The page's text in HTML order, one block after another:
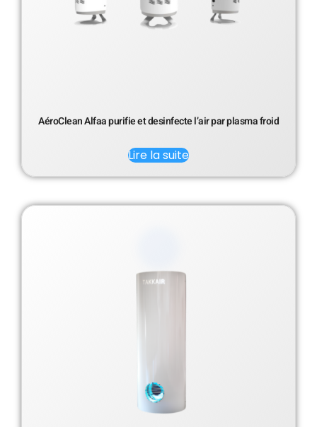
AéroClean Alfaa purifie et desinfecte l’air par plasma froid
Lire la suite